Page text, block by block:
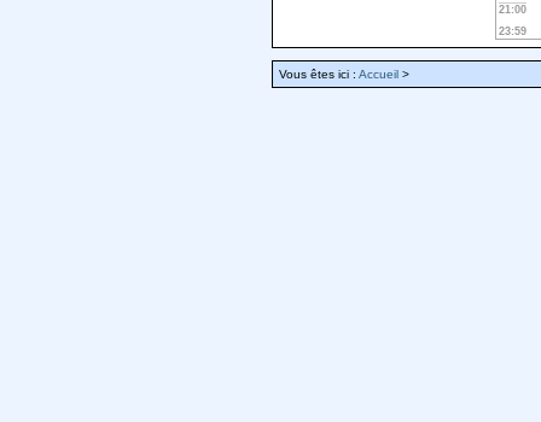
21:00
23:59
Vous êtes ici : Accueil >